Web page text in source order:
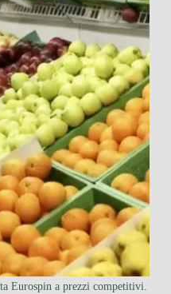
Eurospin a prezzi competitivi.